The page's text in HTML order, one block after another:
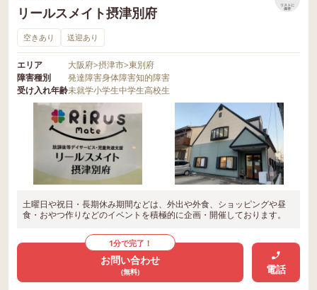
リールスメイト摂津別府
リストに
保存
空きあり 送迎あり
エリア 大阪府>摂津市>東別府
障害種別
発達障害身体障害知的障害
受け入れ年齢未就学小学生中学生高校生
土曜日や祝日・長期休み期間などは、外出や外食、ショッピングや昼
食・おやつ作りなどのイベントを積極的に企画・開催しております。
1分で完了！
お問い合わせ
(無料) 電話